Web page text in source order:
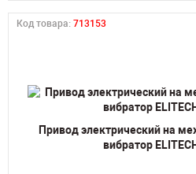
Код товара: 713153
Привод электрический на
вибратор